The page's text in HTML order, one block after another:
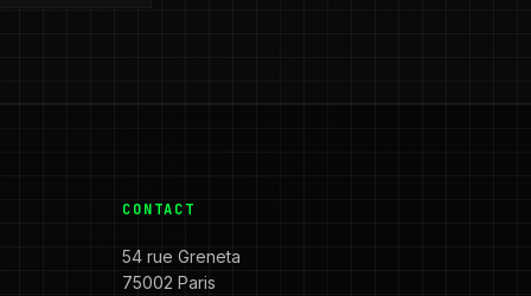
CONTACT
54 rue Greneta
75002 Paris